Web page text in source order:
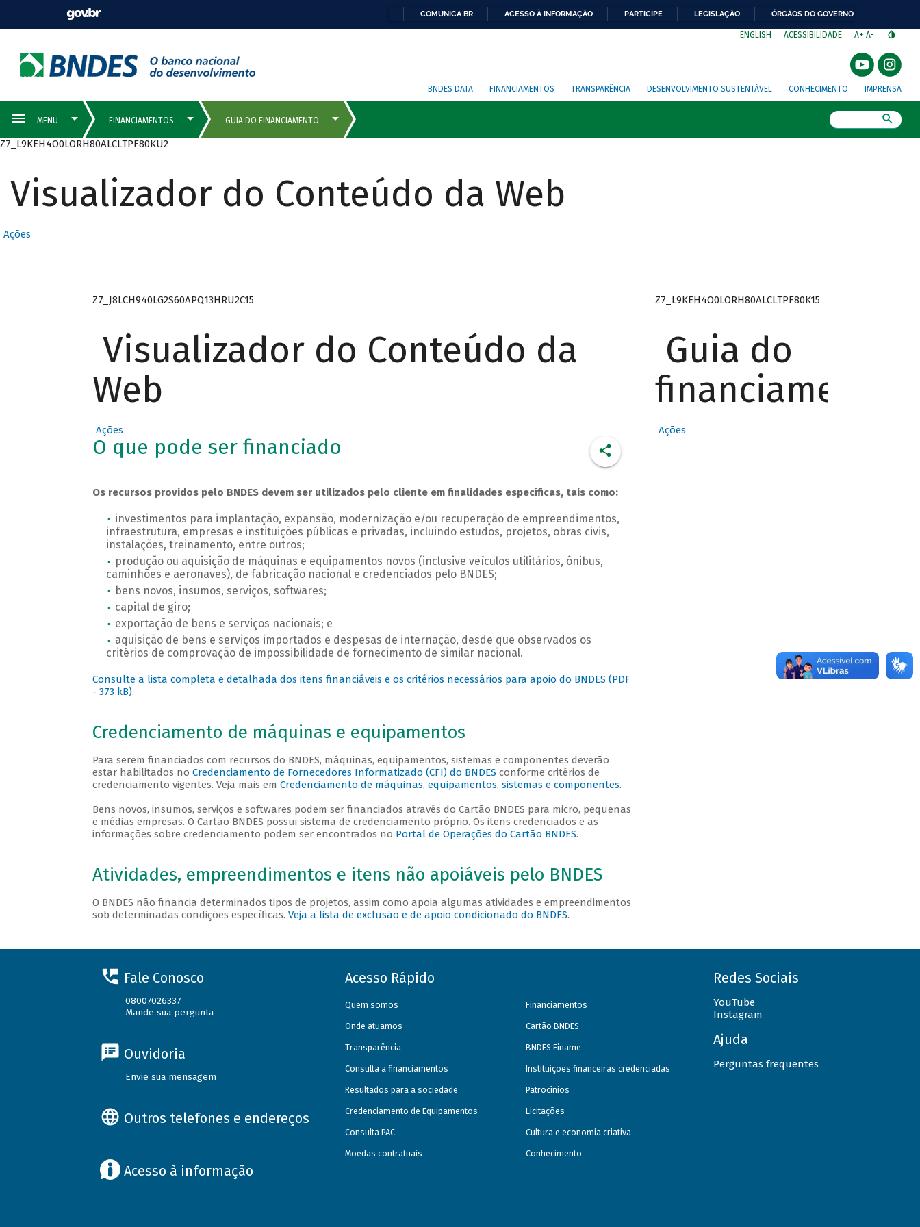
COMUNICA BR ACESSO À INFORMAÇÃO PARTICIPE LEGISLAÇÃO ÓRGÃOS DO GOVERNO
ENGLISH ACESSIBILIDADE A+ A-
BNDES DATA FINANCIAMENTOS TRANSPARÊNCIA DESENVOLVIMENTO SUSTENTÁVEL CONHECIMENTO IMPRENSA
Z7_L9KEH4O0LORH80ALCLTPF80KU2
Visualizador do Conteúdo da Web
Ações
Z7_J8LCH940LG2S60APQ13HRU2C15
Visualizador do Conteúdo da
Web
Ações
O que pode ser financiado
Os recursos providos pelo BNDES devem ser utilizados pelo cliente em finalidades específicas, tais como:
investimentos para implantação, expansão, modernização e/ou recuperação de empreendimentos,
infraestrutura, empresas e instituições públicas e privadas, incluindo estudos, projetos, obras civis,
instalações, treinamento, entre outros;
produção ou aquisição de máquinas e equipamentos novos (inclusive veículos utilitários, ônibus,
caminhões e aeronaves), de fabricação nacional e credenciados pelo BNDES;
bens novos, insumos, serviços, softwares;
capital de giro;
exportação de bens e serviços nacionais; e
aquisição de bens e serviços importados e despesas de internação, desde que observados os
critérios de comprovação de impossibilidade de fornecimento de similar nacional.
Consulte a lista completa e detalhada dos itens financiáveis e os critérios necessários para apoio do BNDES (PDF
- 373 kB).
Credenciamento de máquinas e equipamentos
Para serem financiados com recursos do BNDES, máquinas, equipamentos, sistemas e componentes deverão
estar habilitados no Credenciamento de Fornecedores Informatizado (CFI) do BNDES conforme critérios de
credenciamento vigentes. Veja mais em Credenciamento de máquinas, equipamentos, sistemas e componentes.
Bens novos, insumos, serviços e softwares podem ser financiados através do Cartão BNDES para micro, pequenas
e médias empresas. O Cartão BNDES possui sistema de credenciamento próprio. Os itens credenciados e as
informações sobre credenciamento podem ser encontrados no Portal de Operações do Cartão BNDES.
Atividades, empreendimentos e itens não apoiáveis pelo BNDES
O BNDES não financia determinados tipos de projetos, assim como apoia algumas atividades e empreendimentos
sob determinadas condições específicas. Veja a lista de exclusão e de apoio condicionado do BNDES.
Z7_L9KEH4O0LORH80ALCLTPF80K15
Guia do
financiamento
Ações
Fale Conosco
08007026337
Mande sua pergunta
Ouvidoria
Envie sua mensagem
Outros telefones e endereços
Acesso à informação
Acesso Rápido
Quem somos
Onde atuamos
Transparência
Consulta a financiamentos
Resultados para a sociedade
Credenciamento de Equipamentos
Consulta PAC
Moedas contratuais
Financiamentos
Cartão BNDES
BNDES Finame
Instituições financeiras credenciadas
Patrocínios
Licitações
Cultura e economia criativa
Conhecimento
Redes Sociais
YouTube
Instagram
Ajuda
Perguntas frequentes